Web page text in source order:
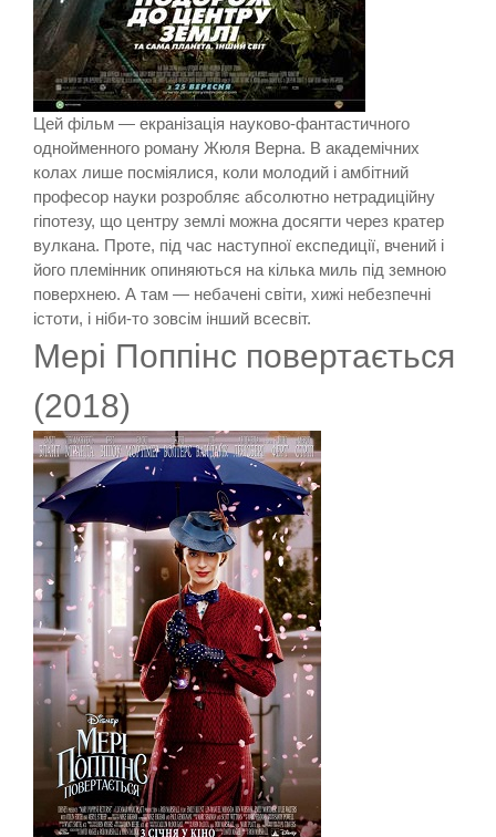
Цей фільм — екранізація науково-фантастичного
однойменного роману Жюля Верна. В академічних
колах лише посміялися, коли молодий і амбітний
професор науки розробляє абсолютно нетрадиційну
гіпотезу, що центру землі можна досягти через кратер
вулкана. Проте, під час наступної експедиції, вчений і
його племінник опиняються на кілька миль під земною
поверхнею. А там — небачені світи, хижі небезпечні
істоти, і ніби-то зовсім інший всесвіт.
Мері Поппінс повертається
(2018)